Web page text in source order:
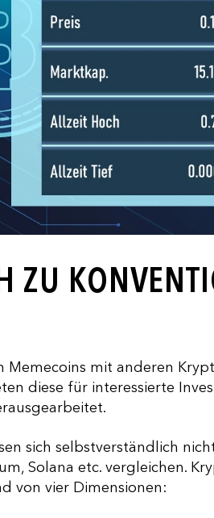
ZU
Memecoins mit anderen
diese für interessierte
sich selbstverständlich
Solana etc. vergleichen.
von vier Dimensionen: